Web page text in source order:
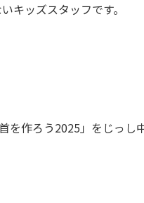
キッズスタッフです。
を作ろう2025」をじっし